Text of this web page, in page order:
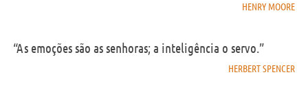
HENRY MOORE
“As emoções são as senhoras; a inteligência o servo.”
HERBERT SPENCER